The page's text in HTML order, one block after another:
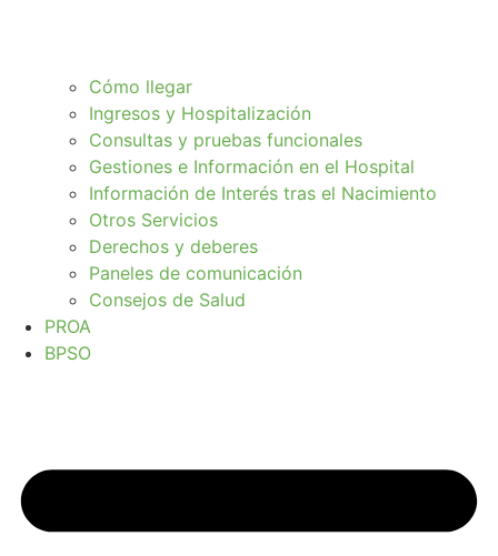
Cómo llegar
Ingresos y Hospitalización
Consultas y pruebas funcionales
Gestiones e Información en el Hospital
Información de Interés tras el Nacimiento
Otros Servicios
Derechos y deberes
Paneles de comunicación
Consejos de Salud
PROA
BPSO